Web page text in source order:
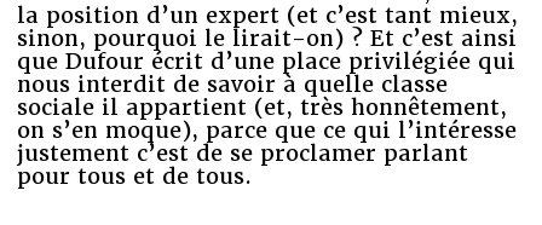
la position d’un expert (et c’est tant mieux,
sinon, pourquoi le lirait-on) ? Et c’est ainsi
que Dufour écrit d’une place privilégiée qui
nous interdit de savoir à quelle classe
sociale il appartient (et, très honnêtement,
on s’en moque), parce que ce qui l’intéresse
justement c’est de se proclamer parlant
pour tous et de tous.